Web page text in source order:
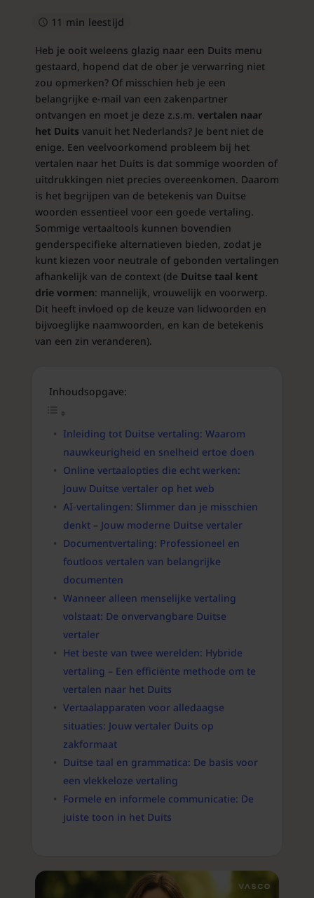
11 min leestijd
Heb je ooit weleens glazig naar een Duits menu
gestaard, hopend dat de ober je verwarring niet
zou opmerken? Of misschien heb je een
belangrijke e-mail van een zakenpartner
ontvangen en moet je deze z.s.m. vertalen naar
het Duits vanuit het Nederlands? Je bent niet de
enige. Een veelvoorkomend probleem bij het
vertalen naar het Duits is dat sommige woorden of
uitdrukkingen niet precies overeenkomen. Daarom
is het begrijpen van de betekenis van Duitse
woorden essentieel voor een goede vertaling.
Sommige vertaaltools kunnen bovendien
genderspecifieke alternatieven bieden, zodat je
kunt kiezen voor neutrale of gebonden vertalingen
afhankelijk van de context (de Duitse taal kent
drie vormen: mannelijk, vrouwelijk en voorwerp.
Dit heeft invloed op de keuze van lidwoorden en
bijvoeglijke naamwoorden, en kan de betekenis
van een zin veranderen).
Inhoudsopgave:
Inleiding tot Duitse vertaling: Waarom
nauwkeurigheid en snelheid ertoe doen
Online vertaalopties die echt werken:
Jouw Duitse vertaler op het web
AI-vertalingen: Slimmer dan je misschien
denkt – Jouw moderne Duitse vertaler
Documentvertaling: Professioneel en
foutloos vertalen van belangrijke
documenten
Wanneer alleen menselijke vertaling
volstaat: De onvervangbare Duitse
vertaler
Het beste van twee werelden: Hybride
vertaling – Een efficiënte methode om te
vertalen naar het Duits
Vertaalapparaten voor alledaagse
situaties: Jouw vertaler Duits op
zakformaat
Duitse taal en grammatica: De basis voor
een vlekkeloze vertaling
Formele en informele communicatie: De
juiste toon in het Duits